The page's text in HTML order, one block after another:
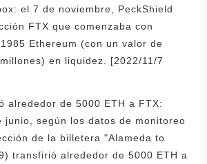
el 7 de noviembre, PeckShield
FTX que comenzaba con
Ethereum (con un valor de
en liquidez. [2022/11/7
alrededor de 5000 ETH a FTX:
junio, según los datos de monitoreo
de la billetera "Alameda to
transfirió alrededor de 5000 ETH a